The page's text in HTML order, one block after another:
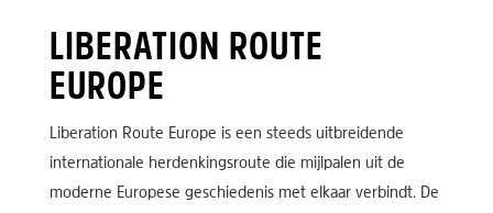
LIBERATION ROUTE
EUROPE
Liberation Route Europe is een steeds uitbreidende
internationale herdenkingsroute die mijlpalen uit de
moderne Europese geschiedenis met elkaar verbindt. De